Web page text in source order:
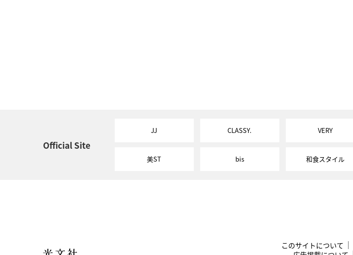
Official Site
JJ CLASSY. VERY
美ST bis 和食スタイル
このサイトについて